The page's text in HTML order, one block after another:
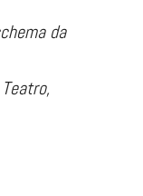
da
Teatro,